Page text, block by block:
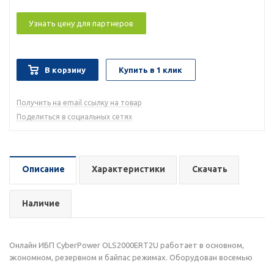
Узнать цену для партнеров
В корзину Купить в 1 клик
Получить на email ссылку на товар
Поделиться в социальных сетях
Описание Характеристики Скачать
Наличие
Онлайн ИБП CyberPower OLS2000ERT2U работает в основном,
экономном, резервном и байпас режимах. Оборудован восемью